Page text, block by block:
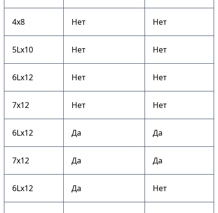
4х8 Нет Нет
5Lх10 Нет Нет
6Lх12 Нет Нет
7х12 Нет Нет
6Lх12 Да Да
7х12 Да Да
6Lх12 Да Нет